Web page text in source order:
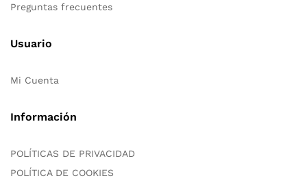
Preguntas frecuentes
Usuario
Mi Cuenta
Información
POLÍTICAS DE PRIVACIDAD
POLÍTICA DE COOKIES